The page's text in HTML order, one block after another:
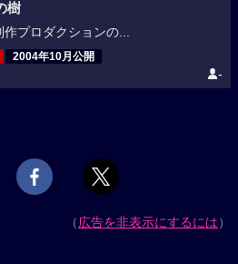
樹
作プロダクションの...
2004年10月公開
-
（広告を非表示にするには）